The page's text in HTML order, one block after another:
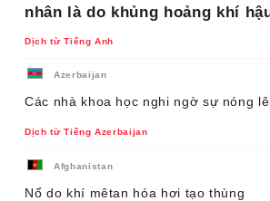
nhân là do khủng hoảng khí
Dịch từ Tiếng Anh
Azerbaijan
Các nhà khoa học nghi ngờ sự nóng
Dịch từ Tiếng Azerbaijan
Afghanistan
Nổ do khí mêtan hóa hơi tạo thùng